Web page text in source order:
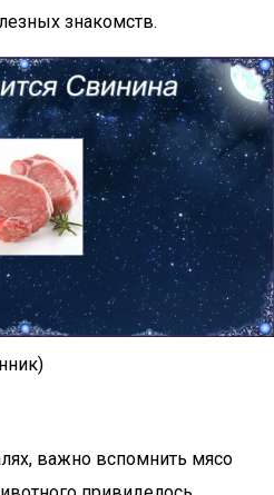
знакомств.
важно вспомнить мясо